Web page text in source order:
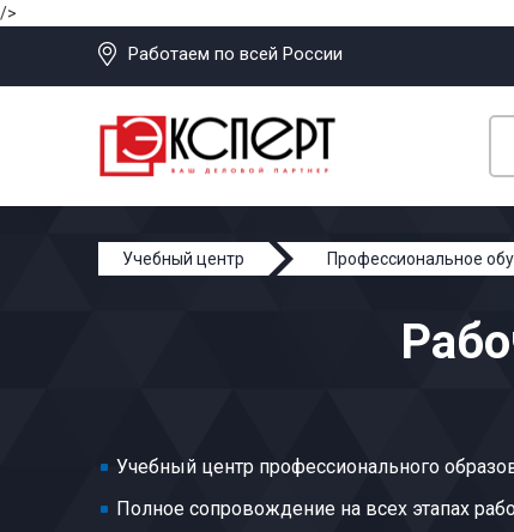
/>
Работаем по всей России
Учебный центр Профессиональное
Учебный центр профессионального
Полное сопровождение на всех этапах